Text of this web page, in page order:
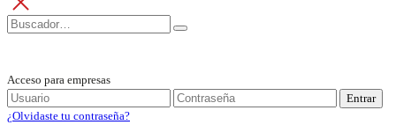
Acceso para empresas
Entrar
¿Olvidaste tu contraseña?